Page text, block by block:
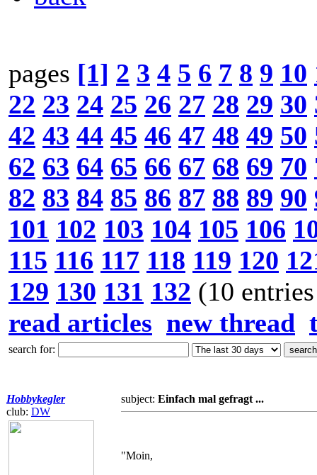
pages [1] 2 3 4 5 6 7 8 9 10
22 23 24 25 26 27 28 29 30
42 43 44 45 46 47 48 49 50
62 63 64 65 66 67 68 69 70
82 83 84 85 86 87 88 89 90
101 102 103 104 105 106
115 116 117 118 119 120
129 130 131 132 (10
read articles new thread
search for:
Hobbykegler
club: DW
subject: Einfach mal gefragt ...
"Moin,